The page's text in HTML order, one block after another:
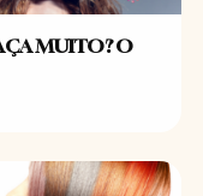
MUITO? O